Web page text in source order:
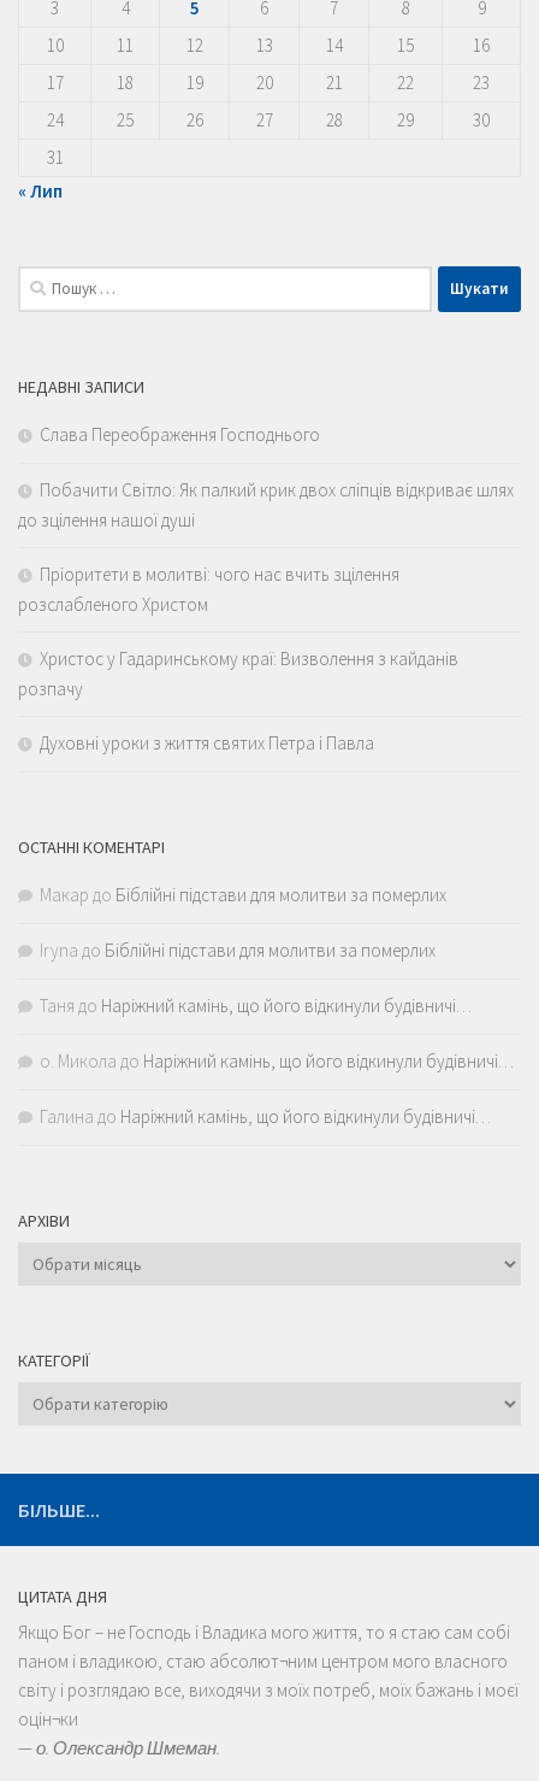
3
4 5 6 7 8
9
10
11 12 13 14 15
16
17
18 19 20 21 22
23
24
25 26 27 28 29
30
31
« Лип
Пошук:
НЕДАВНІ ЗАПИСИ
Слава Переображення Господнього
Побачити Світло: Як палкий крик двох сліпців відкриває шлях
до зцілення нашої душі
Пріоритети в молитві: чого нас вчить зцілення
розслабленого Христом
Христос у Гадаринському краї: Визволення з кайданів
розпачу
Духовні уроки з життя святих Петра і Павла
ОСТАННІ КОМЕНТАРІ
Макар до Біблійні підстави для молитви за померлих
Iryna до Біблійні підстави для молитви за померлих
Таня до Наріжний камінь, що його відкинули будівничі…
о. Микола до Наріжний камінь, що його відкинули будівничі…
Галина до Наріжний камінь, що його відкинули будівничі…
АРХІВИ
Архіви
КАТЕГОРІЇ
Категорії
БІЛЬШЕ...
ЦИТАТА ДНЯ
Якщо Бог – не Господь і Владика мого життя, то я стаю сам собі
паном і владикою, стаю абсолют¬ним центром мого власного
світу і розглядаю все, виходячи з моїх потреб, моїх бажань і моєї
оцін¬ки
—о. Олександр Шмеман.